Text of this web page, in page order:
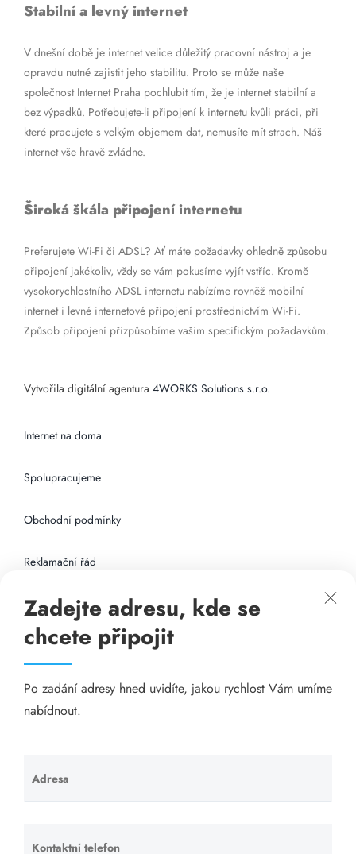
Stabilní a levný internet
V dnešní době je internet velice důležitý pracovní nástroj a je
opravdu nutné zajistit jeho stabilitu. Proto se může naše
společnost Internet Praha pochlubit tím, že je internet stabilní a
bez výpadků. Potřebujete-li připojení k internetu kvůli práci, při
které pracujete s velkým objemem dat, nemusíte mít strach. Náš
internet vše hravě zvládne.
Široká škála připojení internetu
Preferujete Wi-Fi či ADSL? Ať máte požadavky ohledně způsobu
připojení jakékoliv, vždy se vám pokusíme vyjít vstříc. Kromě
vysokorychlostního ADSL internetu nabízíme rovněž mobilní
internet i levné internetové připojení prostřednictvím Wi-Fi.
Způsob připojení přizpůsobíme vašim specifickým požadavkům.
Vytvořila digitální agentura 4WORKS Solutions s.r.o.
Internet na doma
Spolupracujeme
Obchodní podmínky
Reklamační řád
Připojení k internetu
Odkazy
Katalog A-seznam.cz
Visací zámky - TOKOZ
Zadejte adresu, kde se
chcete připojit
Po zadání adresy hned uvidíte, jakou rychlost Vám umíme
nabídnout.
Adresa
Ponechte
toto pole
Kontaktní telefon